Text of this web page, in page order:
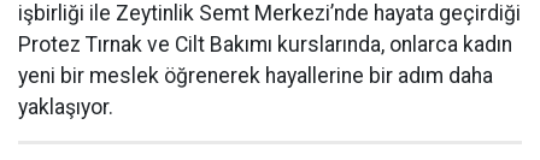
işbirliği ile Zeytinlik Semt Merkezi’nde hayata geçirdiği
Protez Tırnak ve Cilt Bakımı kurslarında, onlarca kadın
yeni bir meslek öğrenerek hayallerine bir adım daha
yaklaşıyor.